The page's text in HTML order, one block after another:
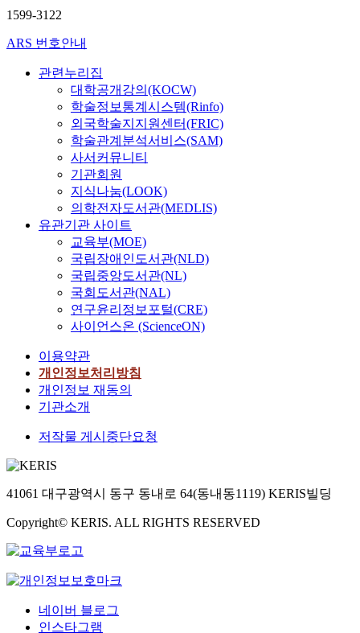
1599-3122
ARS 번호안내
관련누리집
대학공개강의(KOCW)
학술정보통계시스템(Rinfo)
외국학술지지원센터(FRIC)
학술관계분석서비스(SAM)
사서커뮤니티
기관회원
지식나눔(LOOK)
의학전자도서관(MEDLIS)
유관기관 사이트
교육부(MOE)
국립장애인도서관(NLD)
국립중앙도서관(NL)
국회도서관(NAL)
연구윤리정보포털(CRE)
사이언스온 (ScienceON)
이용약관
개인정보처리방침
개인정보 재동의
기관소개
저작물 게시중단요청
41061 대구광역시 동구 동내로 64(동내동1119) KERIS빌딩
Copyright© KERIS. ALL RIGHTS RESERVED
네이버 블로그
인스타그램